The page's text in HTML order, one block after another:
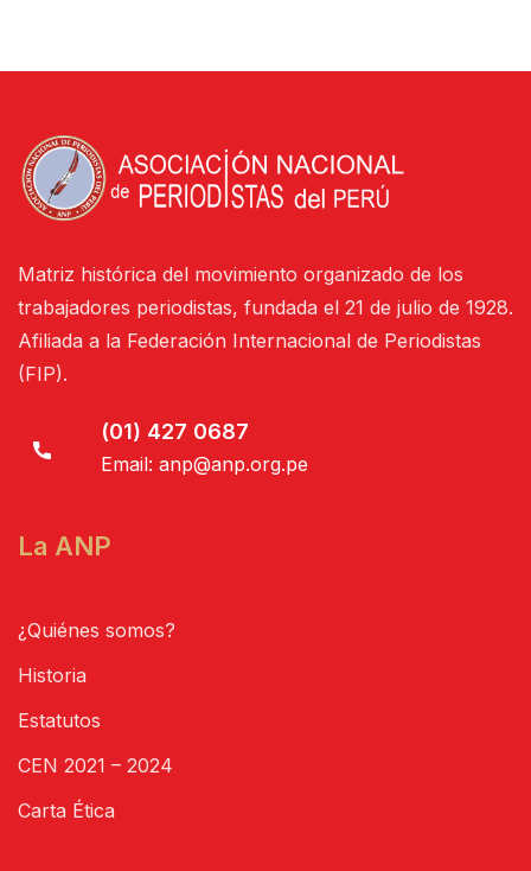
Matriz histórica del movimiento organizado de los
trabajadores periodistas, fundada el 21 de julio de 1928.
Afiliada a la Federación Internacional de Periodistas
(FIP).
(01) 427 0687
Email: anp@anp.org.pe
La ANP
¿Quiénes somos?
Historia
Estatutos
CEN 2021 – 2024
Carta Ética